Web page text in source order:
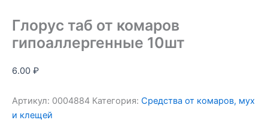
Глорус таб от комаров
гипоаллергенные 10шт
6.00 ₽
Артикул: 0004884 Категория: Средства от комаров, мух
и клещей